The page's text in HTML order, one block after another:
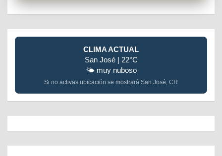
CLIMA ACTUAL
San José | 22°C
🌤️ muy nuboso
Si no activas ubicación se mostrará San José, CR